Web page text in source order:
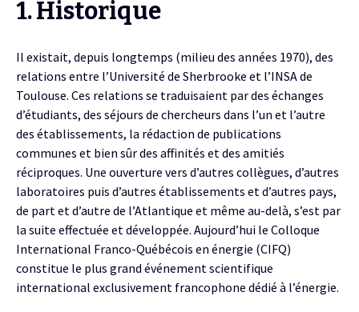
1. Historique
Il existait, depuis longtemps (milieu des années 1970), des
relations entre l’Université de Sherbrooke et l’INSA de
Toulouse. Ces relations se traduisaient par des échanges
d’étudiants, des séjours de chercheurs dans l’un et l’autre
des établissements, la rédaction de publications
communes et bien sûr des affinités et des amitiés
réciproques. Une ouverture vers d’autres collègues, d’autres
laboratoires puis d’autres établissements et d’autres pays,
de part et d’autre de l’Atlantique et même au-delà, s’est par
la suite effectuée et développée. Aujourd’hui le Colloque
International Franco-Québécois en énergie (CIFQ)
constitue le plus grand événement scientifique
international exclusivement francophone dédié à l’énergie.